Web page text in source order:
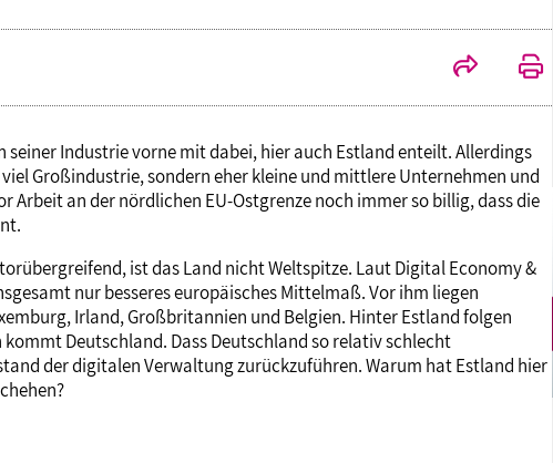
Mitgliedsgewerkschaften
Kooperationen
Alterssicherung
Bildung
Gesundheit
Gender Budgeting
Europa
Digitalisierung
Frauenrecht kompakt
Seminare
Akademie
Verlag
Industrie vorne mit dabei, hier auch Estland enteilt. Allerdings
Großindustrie, sondern eher kleine und mittlere Unternehmen und
Arbeit an der nördlichen EU-Ostgrenze noch immer so billig, dass die
ist das Land nicht Weltspitze. Laut Digital Economy &
nur besseres europäisches Mittelmaß. Vor ihm liegen
Irland, Großbritannien und Belgien. Hinter Estland folgen
Deutschland. Dass Deutschland so relativ schlecht
der digitalen Verwaltung zurückzuführen. Warum hat Estland hier